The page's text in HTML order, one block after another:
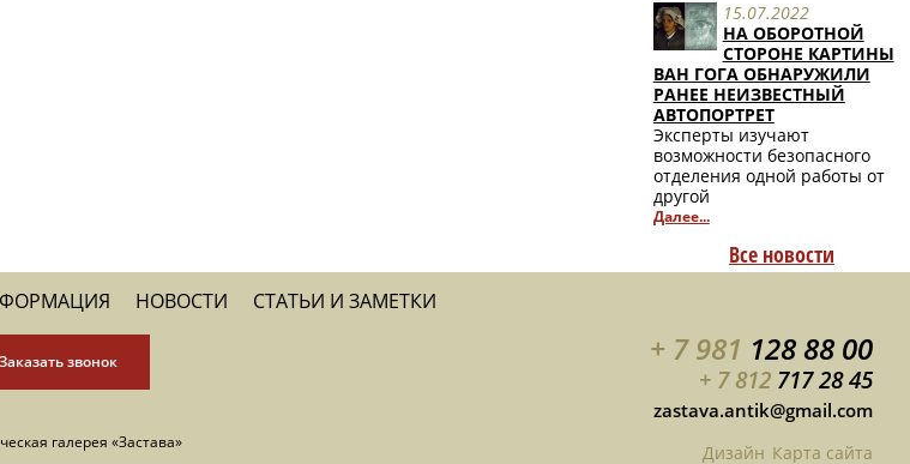
15.07.2022
НА ОБОРОТНОЙ
СТОРОНЕ КАРТИНЫ
ВАН ГОГА ОБНАРУЖИЛИ
РАНЕЕ НЕИЗВЕСТНЫЙ
АВТОПОРТРЕТ
Эксперты изучают
возможности безопасного
отделения одной работы от
другой
Далее...
Все новости
НОВОСТИ СТАТЬИ И ЗАМЕТКИ
+ 7 981 128 88 00
+ 7 812 717 28 45
zastava.antik@gmail.com
Дизайн Карта сайта
Заказать звонок
галерея «Застава»